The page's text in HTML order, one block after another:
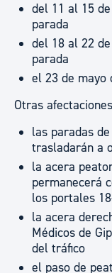
del 11 al 15
parada
del 18 al 22
parada
el 23 de mayo
Otras
las paradas
trasladarán a
la acera
permanecerá
los portales
la acera
Médicos de
del tráfico
el paso de